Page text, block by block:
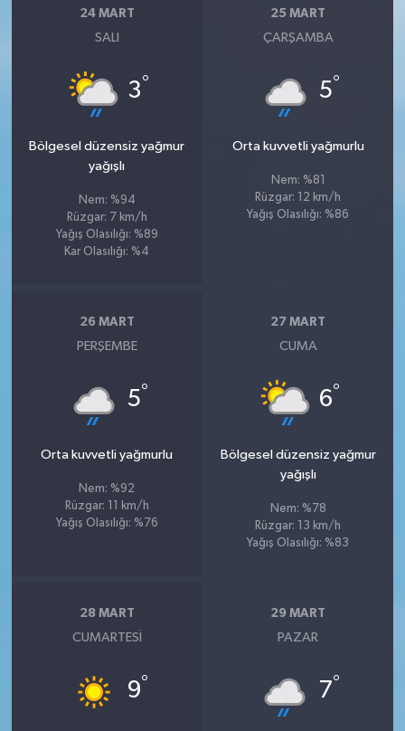
24 MART
SALI
3°
Bölgesel düzensiz yağmur
yağışlı
Nem: %94
Rüzgar: 7 km/h
Yağış Olasılığı: %89
Kar Olasılığı: %4
25 MART
ÇARŞAMBA
5°
Orta kuvvetli yağmurlu
Nem: %81
Rüzgar: 12 km/h
Yağış Olasılığı: %86
26 MART
PERŞEMBE
5°
Orta kuvvetli yağmurlu
Nem: %92
Rüzgar: 11 km/h
Yağış Olasılığı: %76
27 MART
CUMA
6°
Bölgesel düzensiz yağmur
yağışlı
Nem: %78
Rüzgar: 13 km/h
Yağış Olasılığı: %83
28 MART
CUMARTESI
9°
29 MART
PAZAR
7°